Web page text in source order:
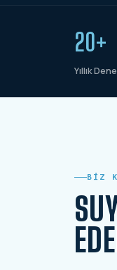
20+
Yıllık
BIZ